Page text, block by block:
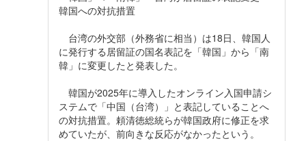
韓国への対抗措置
台湾の外交部（外務省に相当）は18日、韓国人
に発行する居留証の国名表記を「韓国」から「南
韓」に変更したと発表した。
韓国が2025年に導入したオンライン入国申請シ
ステムで「中国（台湾）」と表記していることへ
の対抗措置。頼清徳総統らが韓国政府に修正を求
めていたが、前向きな反応がなかったという。